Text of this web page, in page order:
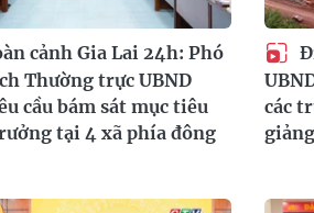
cảnh Gia Lai 24h: Phó
Thường trực UBND
cầu bám sát mục tiêu
tại 4 xã phía đông
các
giảng